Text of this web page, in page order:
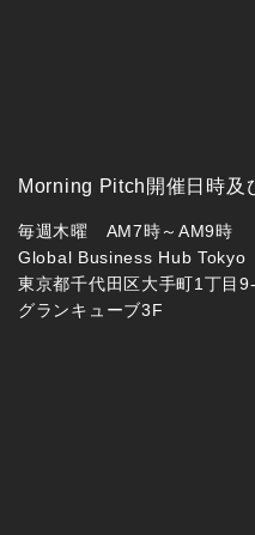
Morning Pitch開催日時及
毎週木曜 AM7時～AM9時
Global Business Hub Tokyo
東京都千代田区大手町1丁目
グランキューブ3F